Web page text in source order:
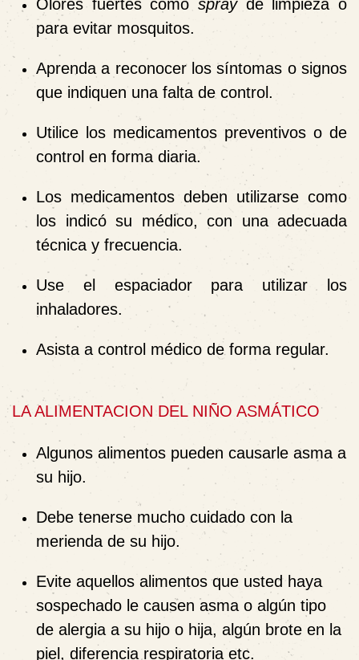
Olores fuertes como spray de limpieza o
para evitar mosquitos.
Aprenda a reconocer los síntomas o signos
que indiquen una falta de control.
Utilice los medicamentos preventivos o de
control en forma diaria.
Los medicamentos deben utilizarse como
los indicó su médico, con una adecuada
técnica y frecuencia.
Use el espaciador para utilizar los
inhaladores.
Asista a control médico de forma regular.
LA ALIMENTACION DEL NIÑO ASMÁTICO
Algunos alimentos pueden causarle asma a
su hijo.
Debe tenerse mucho cuidado con la
merienda de su hijo.
Evite aquellos alimentos que usted haya
sospechado le causen asma o algún tipo
de alergia a su hijo o hija, algún brote en la
piel, diferencia respiratoria etc.